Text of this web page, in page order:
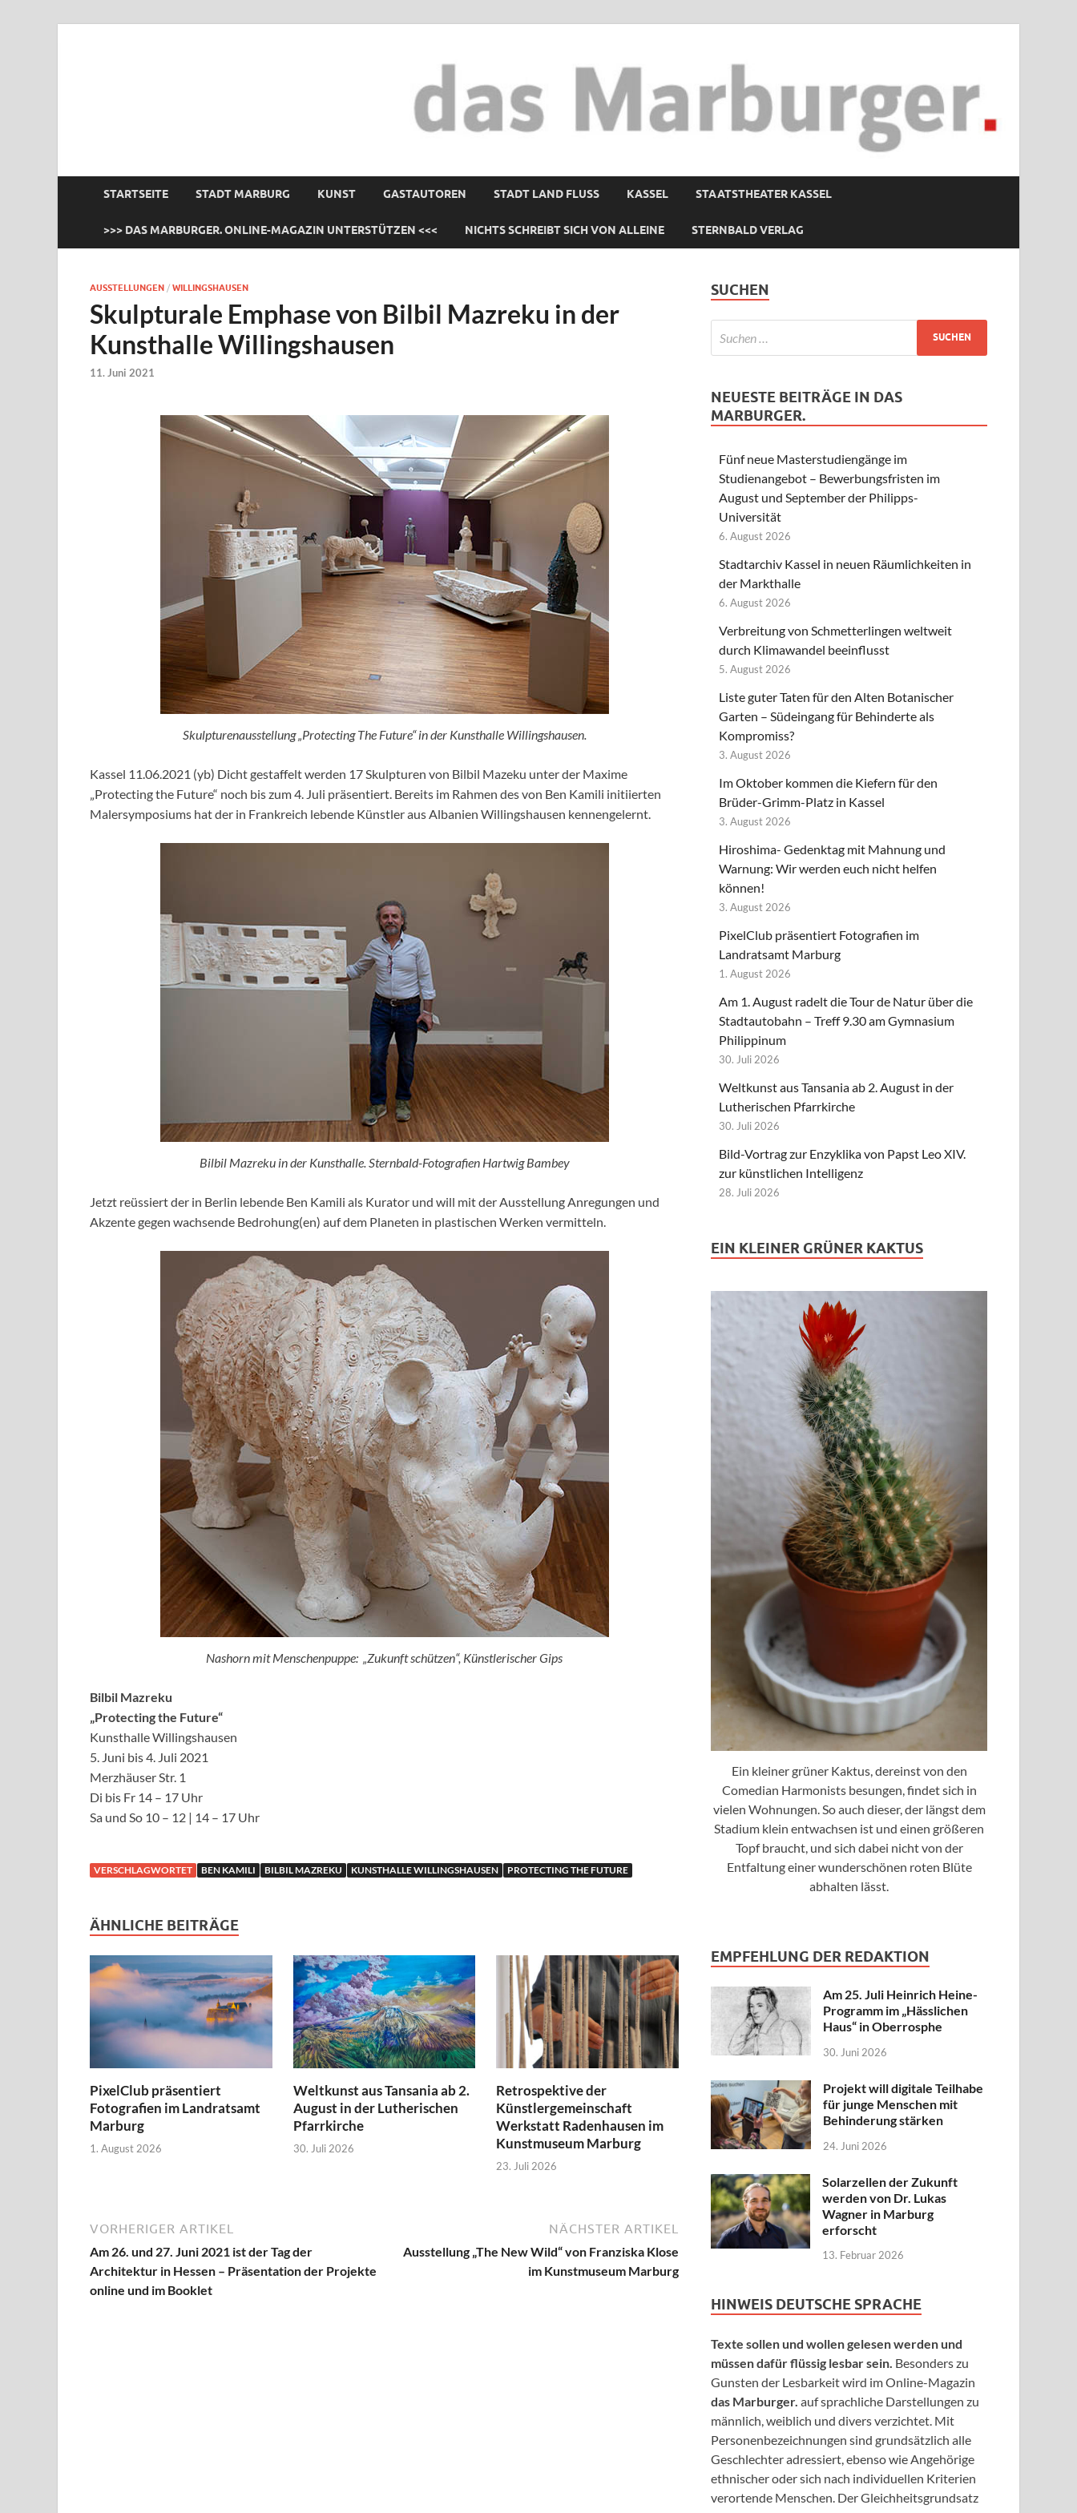
STARTSEITE STADT MARBURG KUNST GASTAUTOREN STADT LAND FLUSS KASSEL STAATSTHEATER KASSEL
>>> DAS MARBURGER. ONLINE-MAGAZIN UNTERSTÜTZEN <<< NICHTS SCHREIBT SICH VON ALLEINE STERNBALD VERLAG
AUSSTELLUNGEN / WILLINGSHAUSEN
Skulpturale Emphase von Bilbil Mazreku in der
Kunsthalle Willingshausen
11. Juni 2021
Skulpturenausstellung „Protecting The Future“ in der Kunsthalle Willingshausen.
Kassel 11.06.2021 (yb) Dicht gestaffelt werden 17 Skulpturen von Bilbil Mazeku unter der Maxime
„Protecting the Future“ noch bis zum 4. Juli präsentiert. Bereits im Rahmen des von Ben Kamili initiierten
Malersymposiums hat der in Frankreich lebende Künstler aus Albanien Willingshausen kennengelernt.
Bilbil Mazreku in der Kunsthalle. Sternbald-Fotografien Hartwig Bambey
Jetzt reüssiert der in Berlin lebende Ben Kamili als Kurator und will mit der Ausstellung Anregungen und
Akzente gegen wachsende Bedrohung(en) auf dem Planeten in plastischen Werken vermitteln.
Nashorn mit Menschenpuppe: „Zukunft schützen“, Künstlerischer Gips
Bilbil Mazreku
„Protecting the Future“
Kunsthalle Willingshausen
5. Juni bis 4. Juli 2021
Merzhäuser Str. 1
Di bis Fr 14 – 17 Uhr
Sa und So 10 – 12 | 14 – 17 Uhr
VERSCHLAGWORTET BEN KAMILI BILBIL MAZREKU KUNSTHALLE WILLINGSHAUSEN PROTECTING THE FUTURE
ÄHNLICHE BEITRÄGE
PixelClub präsentiert
Fotografien im Landratsamt
Marburg
1. August 2026
Weltkunst aus Tansania ab 2.
August in der Lutherischen
Pfarrkirche
30. Juli 2026
Retrospektive der
Künstlergemeinschaft
Werkstatt Radenhausen im
Kunstmuseum Marburg
23. Juli 2026
VORHERIGER ARTIKEL
Am 26. und 27. Juni 2021 ist der Tag der
Architektur in Hessen – Präsentation der Projekte
online und im Booklet
NÄCHSTER ARTIKEL
Ausstellung „The New Wild“ von Franziska Klose
im Kunstmuseum Marburg
SUCHEN
NEUESTE BEITRÄGE IN DAS
MARBURGER.
Fünf neue Masterstudiengänge im
Studienangebot – Bewerbungsfristen im
August und September der Philipps-
Universität
6. August 2026
Stadtarchiv Kassel in neuen Räumlichkeiten in
der Markthalle
6. August 2026
Verbreitung von Schmetterlingen weltweit
durch Klimawandel beeinflusst
5. August 2026
Liste guter Taten für den Alten Botanischer
Garten – Südeingang für Behinderte als
Kompromiss?
3. August 2026
Im Oktober kommen die Kiefern für den
Brüder-Grimm-Platz in Kassel
3. August 2026
Hiroshima- Gedenktag mit Mahnung und
Warnung: Wir werden euch nicht helfen
können!
3. August 2026
PixelClub präsentiert Fotografien im
Landratsamt Marburg
1. August 2026
Am 1. August radelt die Tour de Natur über die
Stadtautobahn – Treff 9.30 am Gymnasium
Philippinum
30. Juli 2026
Weltkunst aus Tansania ab 2. August in der
Lutherischen Pfarrkirche
30. Juli 2026
Bild-Vortrag zur Enzyklika von Papst Leo XIV.
zur künstlichen Intelligenz
28. Juli 2026
EIN KLEINER GRÜNER KAKTUS
Ein kleiner grüner Kaktus, dereinst von den
Comedian Harmonists besungen, findet sich in
vielen Wohnungen. So auch dieser, der längst dem
Stadium klein entwachsen ist und einen größeren
Topf braucht, und sich dabei nicht von der
Entfaltung einer wunderschönen roten Blüte
abhalten lässt.
EMPFEHLUNG DER REDAKTION
Am 25. Juli Heinrich Heine-
Programm im „Hässlichen
Haus“ in Oberrosphe
30. Juni 2026
Projekt will digitale Teilhabe
für junge Menschen mit
Behinderung stärken
24. Juni 2026
Solarzellen der Zukunft
werden von Dr. Lukas
Wagner in Marburg
erforscht
13. Februar 2026
HINWEIS DEUTSCHE SPRACHE
Texte sollen und wollen gelesen werden und
müssen dafür flüssig lesbar sein. Besonders zu
Gunsten der Lesbarkeit wird im Online-Magazin
das Marburger. auf sprachliche Darstellungen zu
männlich, weiblich und divers verzichtet. Mit
Personenbezeichnungen sind grundsätzlich alle
Geschlechter adressiert, ebenso wie Angehörige
ethnischer oder sich nach individuellen Kriterien
verortende Menschen. Der Gleichheitsgrundsatz